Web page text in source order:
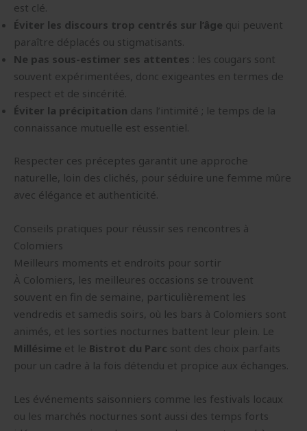
est clé.
Éviter les discours trop centrés sur l’âge qui peuvent
paraître déplacés ou stigmatisants.
Ne pas sous-estimer ses attentes : les cougars sont
souvent expérimentées, donc exigeantes en termes de
respect et de sincérité.
Éviter la précipitation dans l’intimité ; le temps de la
connaissance mutuelle est essentiel.
Respecter ces préceptes garantit une approche
naturelle, loin des clichés, pour séduire une femme mûre
avec élégance et authenticité.
Conseils pratiques pour réussir ses rencontres à
Colomiers
Meilleurs moments et endroits pour sortir
À Colomiers, les meilleures occasions se trouvent
souvent en fin de semaine, particulièrement les
vendredis et samedis soirs, où les bars à Colomiers sont
animés, et les sorties nocturnes battent leur plein. Le
Millésime et le Bistrot du Parc sont des choix parfaits
pour un cadre à la fois détendu et propice aux échanges.
Les événements saisonniers comme les festivals locaux
ou les marchés nocturnes sont aussi des temps forts